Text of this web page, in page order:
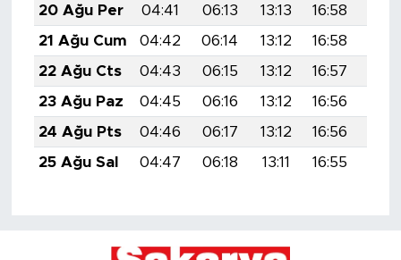
20 Ağu Per
04:41 06:13 13:13 16:58
21 Ağu Cum
04:42 06:14 13:12 16:58
22 Ağu Cts
04:43 06:15 13:12 16:57
23 Ağu Paz
04:45 06:16 13:12 16:56
24 Ağu Pts
04:46 06:17 13:12 16:56
25 Ağu Sal
04:47 06:18 13:11 16:55